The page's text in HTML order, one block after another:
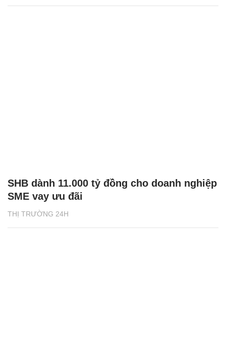
THỊ TRƯỜNG 24H
SHB dành 11.000 tỷ đồng cho doanh nghiệp
SME vay ưu đãi